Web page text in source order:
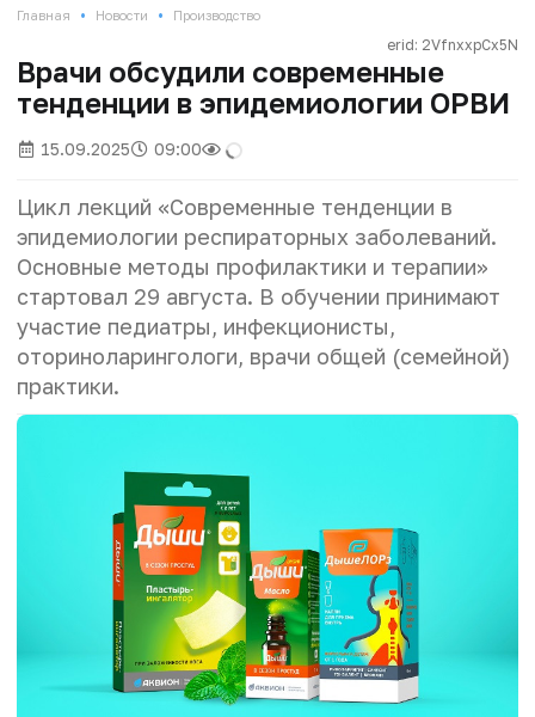
Главная • Новости • Производство
erid: 2VfnxxpCx5N
Врачи обсудили современные
тенденции в эпидемиологии ОРВИ
15.09.2025 09:00
Цикл лекций «Современные тенденции в
эпидемиологии респираторных заболеваний.
Основные методы профилактики и терапии»
стартовал 29 августа. В обучении принимают
участие педиатры, инфекционисты,
оториноларингологи, врачи общей (семейной)
практики.